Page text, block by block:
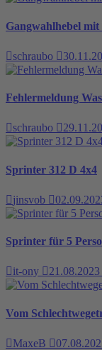
Gangwahlhebel
schraubo
Fehlermeldung
schraubo
Sprinter 312 D 4x4
jinsvob
Sprinter für 5
it-ony
Vom
MaxeB